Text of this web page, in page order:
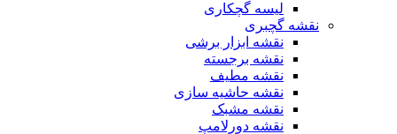
لیسه گچکاری
نقشه گچبری
نقشه ابزار برشی
نقشه برجسته
نقشه مطیف
نقشه حاشیه سازی
نقشه مشبک
نقشه دورلامپ